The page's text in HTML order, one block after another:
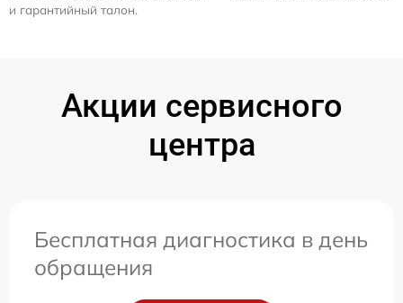
и гарантийный талон.
Акции сервисного
центра
Бесплатная диагностика в день
обращения